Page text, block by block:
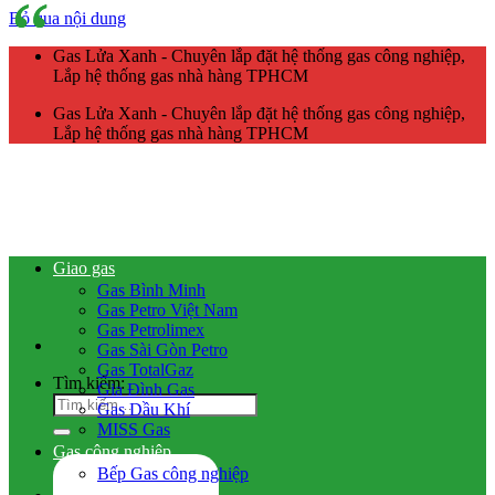
Bỏ qua nội dung
Gas Lửa Xanh - Chuyên lắp đặt hệ thống gas công nghiệp,
Lắp hệ thống gas nhà hàng TPHCM
Gas Lửa Xanh - Chuyên lắp đặt hệ thống gas công nghiệp,
Lắp hệ thống gas nhà hàng TPHCM
Tìm kiếm:
Giao gas
Gas Bình Minh
Gas Petro Việt Nam
Gas Petrolimex
Gas Sài Gòn Petro
Gas TotalGaz
Gia Đình Gas
Gas Dầu Khí
MISS Gas
Gas công nghiệp
Bếp Gas công nghiệp